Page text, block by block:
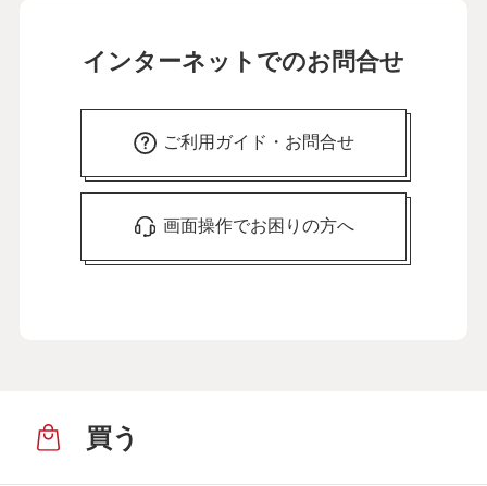
インターネットでのお問合せ
ご利用ガイド・お問合せ
画面操作でお困りの方へ
買う